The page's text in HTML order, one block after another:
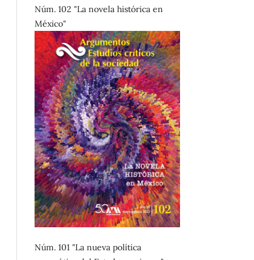
Núm. 102 "La novela histórica en
México"
Núm. 101 "La nueva política